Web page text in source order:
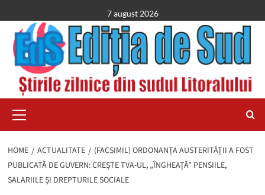
to
content
7 august 2026
Menu
HOME ACTUALITATE
(FACSIMIL) ORDONANȚA AUSTERITĂȚII A FOST
PUBLICATĂ DE GUVERN: CREȘTE TVA-UL, „ÎNGHEAȚĂ” PENSIILE,
SALARIILE ȘI DREPTURILE SOCIALE